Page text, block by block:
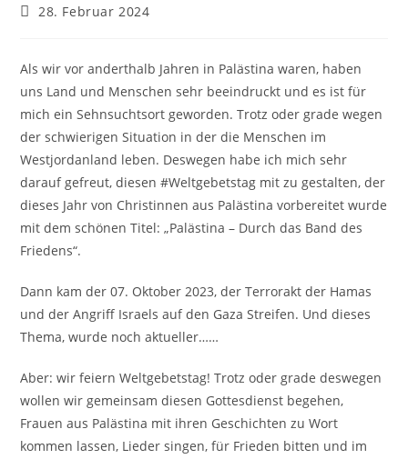
Beitrag
28. Februar 2024
Als wir vor anderthalb Jahren in Palästina waren, haben
uns Land und Menschen sehr beeindruckt und es ist für
mich ein Sehnsuchtsort geworden. Trotz oder grade wegen
der schwierigen Situation in der die Menschen im
Westjordanland leben. Deswegen habe ich mich sehr
darauf gefreut, diesen #Weltgebetstag mit zu gestalten, der
dieses Jahr von Christinnen aus Palästina vorbereitet wurde
mit dem schönen Titel: „Palästina – Durch das Band des
Friedens“.
Dann kam der 07. Oktober 2023, der Terrorakt der Hamas
und der Angriff Israels auf den Gaza Streifen. Und dieses
Thema, wurde noch aktueller……
Aber: wir feiern Weltgebetstag! Trotz oder grade deswegen
wollen wir gemeinsam diesen Gottesdienst begehen,
Frauen aus Palästina mit ihren Geschichten zu Wort
kommen lassen, Lieder singen, für Frieden bitten und im